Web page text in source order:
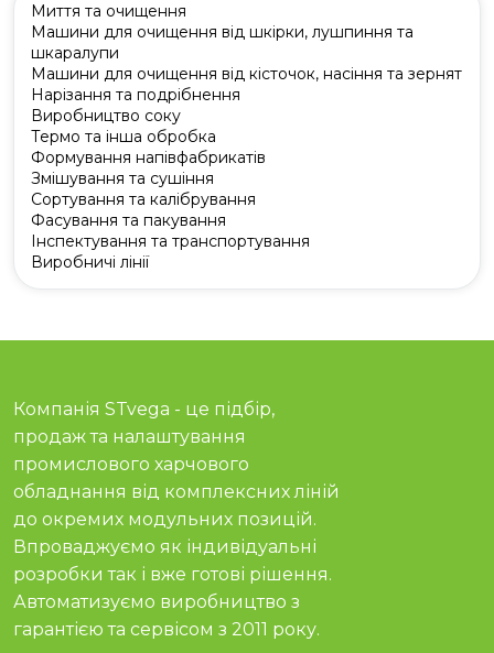
Миття та очищення
Машини для очищення від шкірки, лушпиння та
шкаралупи
Машини для очищення від кісточок, насіння та зернят
Нарізання та подрібнення
Виробництво соку
Термо та інша обробка
Формування напівфабрикатів
Змішування та сушіння
Сортування та калібрування
Фасування та пакування
Інспектування та транспортування
Виробничі лінії
Компанія STvega - це підбір,
продаж та налаштування
промислового харчового
обладнання від комплексних ліній
до окремих модульних позицій.
Впроваджуємо як індивідуальні
розробки так і вже готові рішення.
Автоматизуємо виробництво з
гарантією та сервісом з 2011 року.